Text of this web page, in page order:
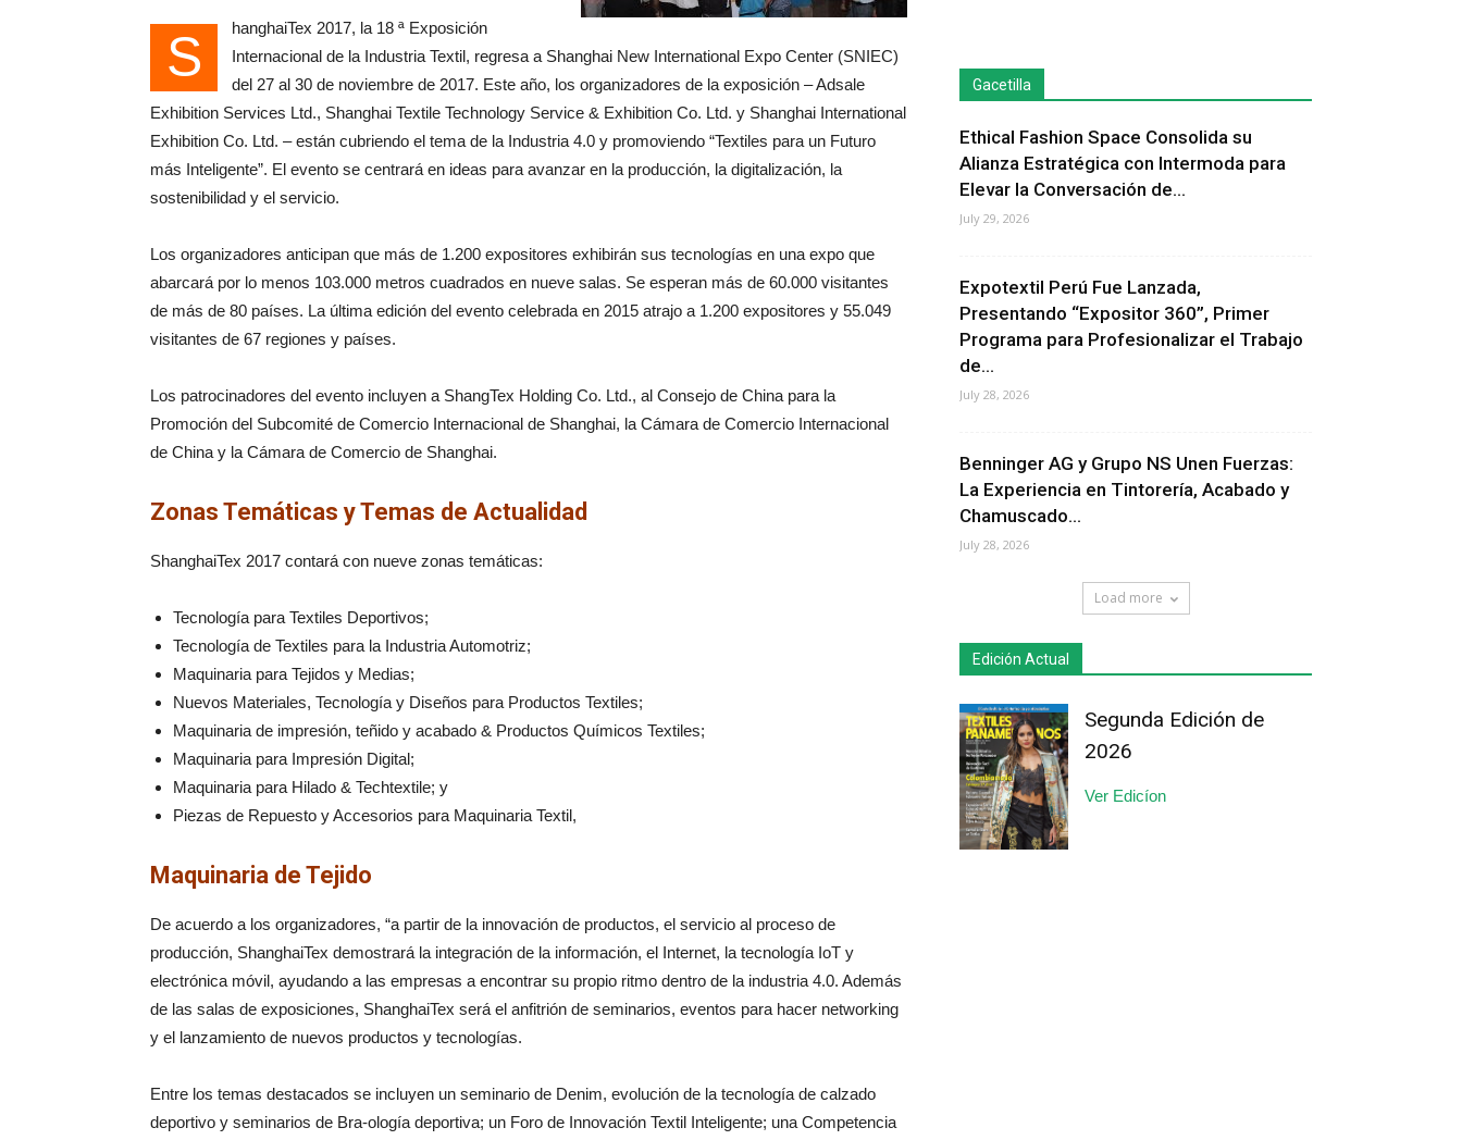
S
hanghaiTex 2017, la 18 ª Exposición
Internacional de la Industria Textil, regresa a Shanghai New International Expo Center (SNIEC)
del 27 al 30 de noviembre de 2017. Este año, los organizadores de la exposición – Adsale
Exhibition Services Ltd., Shanghai Textile Technology Service & Exhibition Co. Ltd. y Shanghai International
Exhibition Co. Ltd. – están cubriendo el tema de la Industria 4.0 y promoviendo “Textiles para un Futuro
más Inteligente”. El evento se centrará en ideas para avanzar en la producción, la digitalización, la
sostenibilidad y el servicio.
Los organizadores anticipan que más de 1.200 expositores exhibirán sus tecnologías en una expo que
abarcará por lo menos 103.000 metros cuadrados en nueve salas. Se esperan más de 60.000 visitantes
de más de 80 países. La última edición del evento celebrada en 2015 atrajo a 1.200 expositores y 55.049
visitantes de 67 regiones y países.
Los patrocinadores del evento incluyen a ShangTex Holding Co. Ltd., al Consejo de China para la
Promoción del Subcomité de Comercio Internacional de Shanghai, la Cámara de Comercio Internacional
de China y la Cámara de Comercio de Shanghai.
Zonas Temáticas y Temas de Actualidad
ShanghaiTex 2017 contará con nueve zonas temáticas:
Tecnología para Textiles Deportivos;
Tecnología de Textiles para la Industria Automotriz;
Maquinaria para Tejidos y Medias;
Nuevos Materiales, Tecnología y Diseños para Productos Textiles;
Maquinaria de impresión, teñido y acabado & Productos Químicos Textiles;
Maquinaria para Impresión Digital;
Maquinaria para Hilado & Techtextile; y
Piezas de Repuesto y Accesorios para Maquinaria Textil,
Maquinaria de Tejido
De acuerdo a los organizadores, “a partir de la innovación de productos, el servicio al proceso de
producción, ShanghaiTex demostrará la integración de la información, el Internet, la tecnología IoT y
electrónica móvil, ayudando a las empresas a encontrar su propio ritmo dentro de la industria 4.0. Además
de las salas de exposiciones, ShanghaiTex será el anfitrión de seminarios, eventos para hacer networking
y el lanzamiento de nuevos productos y tecnologías.
Entre los temas destacados se incluyen un seminario de Denim, evolución de la tecnología de calzado
deportivo y seminarios de Bra-ología deportiva; un Foro de Innovación Textil Inteligente; una Competencia
Gacetilla
Ethical Fashion Space Consolida su
Alianza Estratégica con Intermoda para
Elevar la Conversación de...
July 29, 2026
Expotextil Perú Fue Lanzada,
Presentando “Expositor 360”, Primer
Programa para Profesionalizar el Trabajo
de...
July 28, 2026
Benninger AG y Grupo NS Unen Fuerzas:
La Experiencia en Tintorería, Acabado y
Chamuscado...
July 28, 2026
Load more
Edición Actual
Segunda Edición de
2026
Ver Edicíon